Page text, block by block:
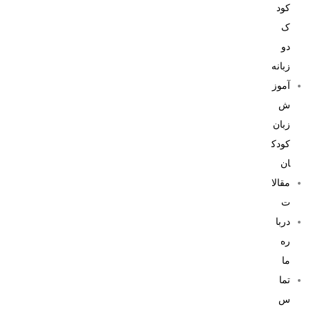
کود
ک
دو
زبانه
آموز
ش
زبان
کودک
ان
مقالا
ت
دربا
ره
ما
تما
س